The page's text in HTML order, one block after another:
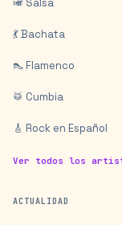
🎺 Salsa
💃 Bachata
👠 Flamenco
🥁 Cumbia
🎸 Rock en Español
Ver todos los
ACTUALIDAD